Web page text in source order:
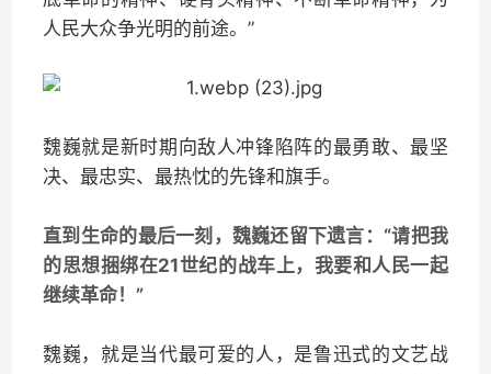
人民大众争光明的前途。”
魏巍就是新时期向敌人冲锋陷阵的最勇敢、最坚
决、最忠实、最热忱的先锋和旗手。
直到生命的最后一刻，魏巍还留下遗言： “请把我
的思想捆绑在21世纪的战车上，我要和人民一起
继续革命！”
魏巍，就是当代最可爱的人，是鲁迅式的文艺战